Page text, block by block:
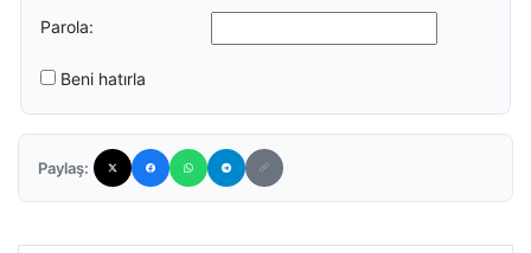
Parola:
Beni hatırla
Paylaş: